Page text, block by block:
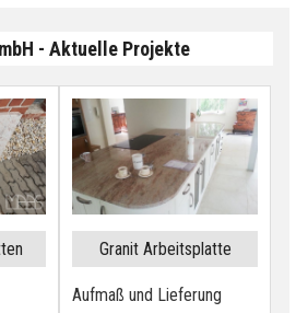
- Aktuelle Projekte
Granit Arbeitsplatte
Aufmaß und Lieferung